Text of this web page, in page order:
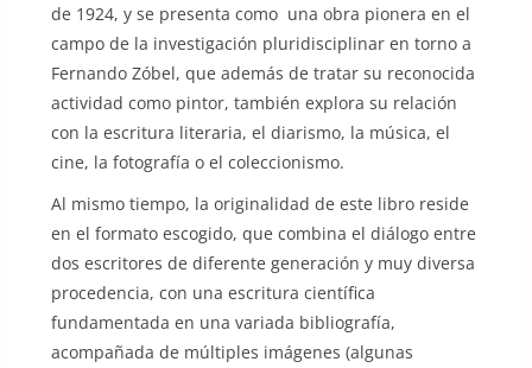
de 1924, y se presenta como una obra pionera en el
campo de la investigación pluridisciplinar en torno a
Fernando Zóbel, que además de tratar su reconocida
actividad como pintor, también explora su relación
con la escritura literaria, el diarismo, la música, el
cine, la fotografía o el coleccionismo.
Al mismo tiempo, la originalidad de este libro reside
en el formato escogido, que combina el diálogo entre
dos escritores de diferente generación y muy diversa
procedencia, con una escritura científica
fundamentada en una variada bibliografía,
acompañada de múltiples imágenes (algunas